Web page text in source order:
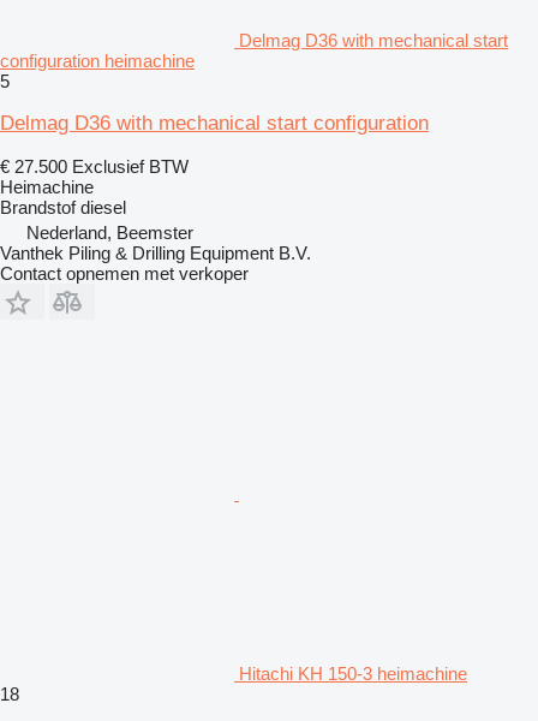
Delmag D36 with mechanical start
configuration heimachine
5
Delmag D36 with mechanical start configuration
€ 27.500 Exclusief BTW
Heimachine
Brandstof diesel
Nederland, Beemster
Vanthek Piling & Drilling Equipment B.V.
Contact opnemen met verkoper
Hitachi KH 150-3 heimachine
18